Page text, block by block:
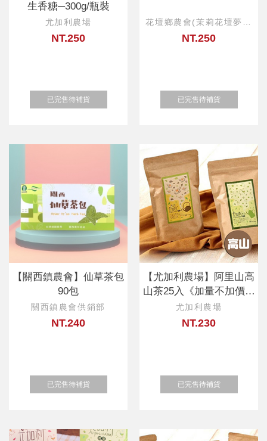
生香糖─300g/瓶裝
尤加利農場
NT.250
已完售待補貨
花壇鄉農會(茉莉花壇夢想
館)
NT.250
已完售待補貨
【關西鎮農會】仙草茶包
90包
關西鎮農會供銷部
NT.240
已完售待補貨
【尤加利農場】阿里山高
山茶25入《加量不加價裸
包分享包》
尤加利農場
NT.230
已完售待補貨